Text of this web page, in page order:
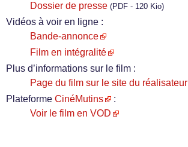
Dossier de presse (PDF - 120 Kio)
Vidéos à voir en ligne :
Bande-annonce
Film en intégralité
Plus d’informations sur le film :
Page du film sur le site du réalisateur
Plateforme CinéMutins
:
Voir le film en VOD